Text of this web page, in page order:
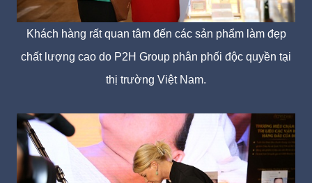
Khách hàng rất quan tâm đến các sản phẩm làm đẹp
chất lượng cao do P2H Group phân phối độc quyền tại
thị trường Việt Nam.